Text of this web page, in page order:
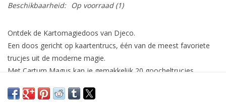
Beschikbaarheid: Op voorraad(1)
Ontdek de Kartomagiedoos van Djeco.
Een doos gericht op kaartentrucs, één van de meest favoriete
trucjes uit de moderne magie.
Met Cartum Magus kan je gemakkelijk 20 goocheltrucjes
inhoud: 12 grote kaarten, 1 spel van 32 gemarkeerde